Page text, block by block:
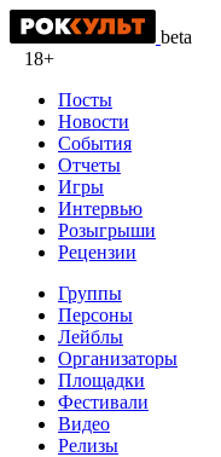
beta
18+
Посты
Новости
События
Отчеты
Игры
Интервью
Розыгрыши
Рецензии
Группы
Персоны
Лейблы
Организаторы
Площадки
Фестивали
Видео
Релизы